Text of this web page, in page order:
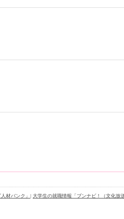
材バンク」 | 大学生の就職情報「ブンナビ！（文化放